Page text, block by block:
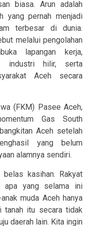
biasa. Arun adalah
yang pernah menjadi
terbesar di dunia.
melalui pengolahan
lapangan kerja,
industri hilir, serta
Aceh secara
(FKM) Pasee Aceh,
Gas South
Aceh setelah
yang belum
alamnya sendiri.
kasihan. Rakyat
apa yang selama ini
muda Aceh hanya
tanah itu secara tidak
daerah lain. Kita ingin